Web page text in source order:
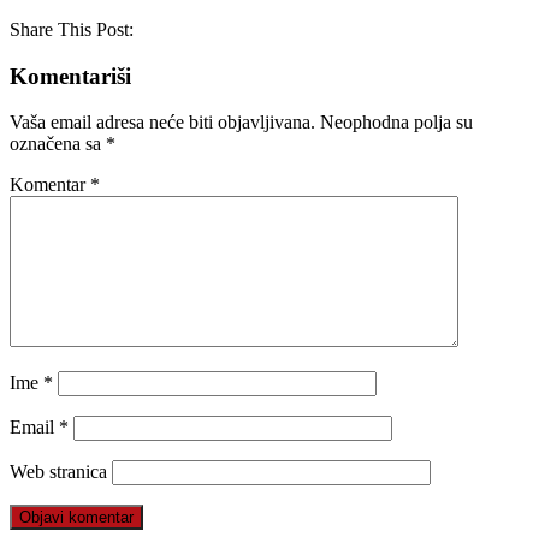
Share This Post:
Komentariši
Vaša email adresa neće biti objavljivana. Neophodna polja su
označena sa *
Komentar *
Ime *
Email *
Web stranica